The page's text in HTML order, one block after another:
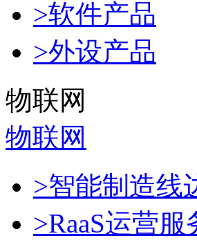
>软件产品
>外设产品
物联网
物联网
>智能制造线
>RaaS运营